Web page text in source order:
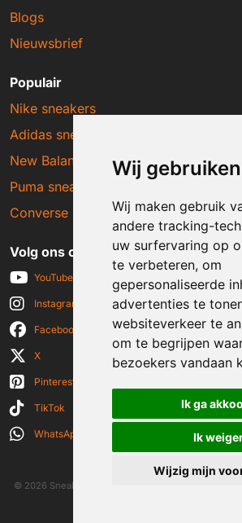
Wij
Wij maken gebruik
andere tracking-
uw surfervaring op
te verbeteren, om
gepersonaliseerde
advertenties te
websiteverkeer te
om te begrijpen
bezoekers vandaan
Ik ga
Ik
Wijzig mijn
Blogs
Nieuwsbrief
Populair
Nike sneakers
Adidas sneakers
New Balance sneakers
Puma sneakers
Converse sneakers
Volg ons op social media
YouTube
Instagram
Facebook
X
Pinterest
TikTok
WhatsApp
© 2026 Sneakerplaats.nl